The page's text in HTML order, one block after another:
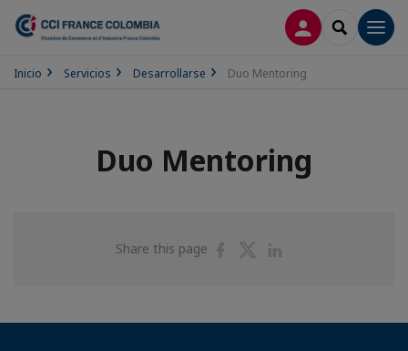
CONECTARSE
SEARCH
Inicio Servicios Desarrollarse Duo Mentoring
Duo Mentoring
Share this page
ShareShare